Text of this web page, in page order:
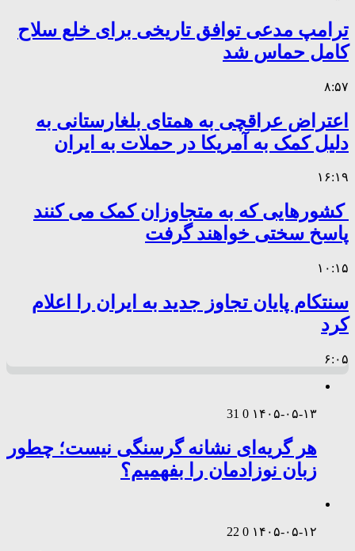
ترامپ مدعی توافق تاریخی برای خلع سلاح
کامل حماس شد
۸:۵۷
اعتراض عراقچی به همتای بلغارستانی به
دلیل کمک به آمریکا در حملات به ایران
۱۶:۱۹
کشورهایی که به متجاوزان کمک می کنند
پاسخ سختی خواهند گرفت
۱۰:۱۵
سنتکام پایان تجاوز جدید به ایران را اعلام
کرد
۶:۰۵
۱۴۰۵-۰۵-۱۳ 0
31
هر گریه‌ای نشانه گرسنگی نیست؛ چطور
زبان نوزادمان را بفهمیم؟
۱۴۰۵-۰۵-۱۲ 0
22